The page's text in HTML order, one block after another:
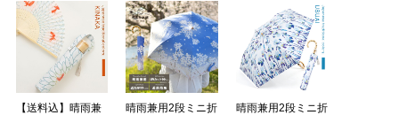
【送料込】晴雨兼
晴雨兼用2段ミニ折
晴雨兼用2段ミニ折